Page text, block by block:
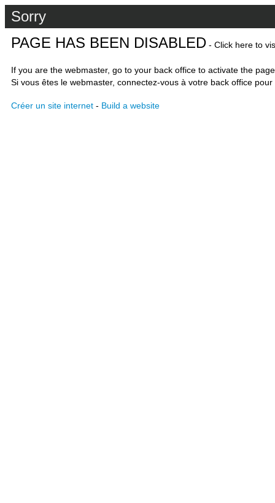
Sorry
PAGE HAS BEEN DISABLED - Click here to
If you are the webmaster, go to your back office to activate the
Si vous êtes le webmaster, connectez-vous à votre back office
Créer un site internet - Build a website